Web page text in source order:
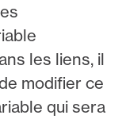
les liens, il
modifier ce
qui sera